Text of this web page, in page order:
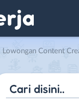
Content Creator – Host Live